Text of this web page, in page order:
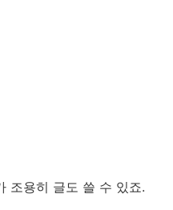
조용히 글도 쓸 수 있죠.